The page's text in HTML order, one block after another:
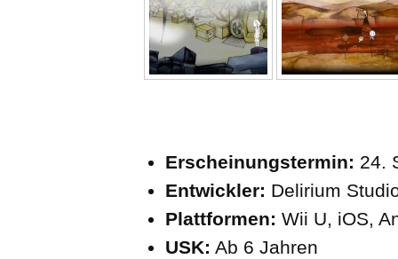
Erscheinungstermin: 24.
Entwickler: Delirium
Plattformen: Wii U, iOS,
USK: Ab 6 Jahren